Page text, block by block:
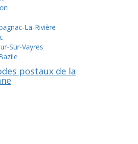
La-Rivière
Sur-Vayres
postaux de la